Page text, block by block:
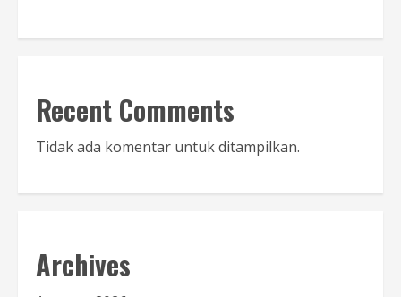
Recent Comments
Tidak ada komentar untuk ditampilkan.
Archives